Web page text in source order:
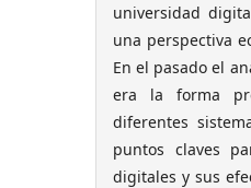
universidad
una perspectiva
En el pasado el
era la forma
diferentes
puntos claves
digitales y sus